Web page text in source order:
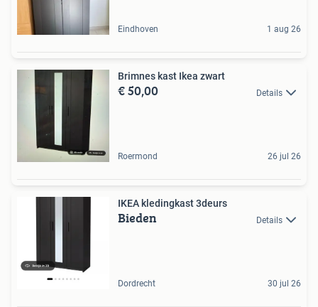
Eindhoven 1 aug 26
Brimnes kast Ikea zwart
€ 50,00 Details
Roermond 26 jul 26
IKEA kledingkast 3deurs
Bieden Details
Dordrecht 30 jul 26